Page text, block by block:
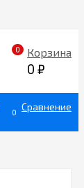
0 Корзина
0 ₽
0 Сравнение